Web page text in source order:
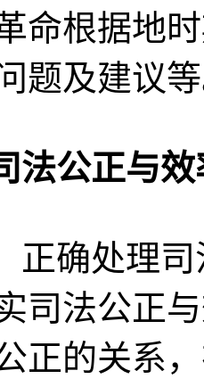
命根据地
题及建议
法公正与
正确处理司
司法公正
正的关系